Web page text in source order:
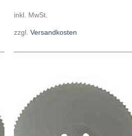
inkl. MwSt.
zzgl.Versandkosten
Meine
Sägen
hinzufügen